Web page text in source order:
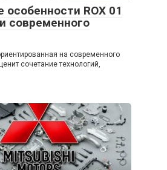
особенности ROX 01
современного
на современного
сочетание технологий,